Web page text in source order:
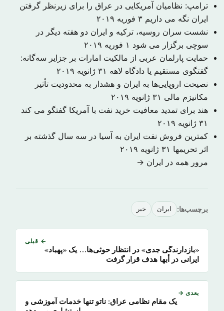
ترامپ: نظامیان آمریکایی در عراق را برای زیرنظر گرفتن
ایران نگه می داریم ۳ فوریه ۲۰۱۹
نشست سران روسیه، ترکیه و ایران دو هفته دیگر در
سوچی برگزار می شود ۱ فوریه ۲۰۱۹
حمایت پارلمان عربی از مالکیت امارات بر جزایر سه‌گانه:
گفتگوی مستقیم یا دادگاه لاهه ۳۱ ژانویه ۲۰۱۹
نصیحت اروپایی‌ها به ایران و هشدار به محدودیت تأثیر
مکانیزم مالی ۳۱ ژانویه ۲۰۱۹
هند برای تمدید معافیت خرید نفت با آمریکا گفتگو می کند
۳۱ ژانویه ۲۰۱۹
کمترین فروش نفت ایران به آسیا در سه سال گذشته بر
اثر تحریمها ۳۱ ژانویه ۲۰۱۹
مرور همه در ایران →
برچسب‌ها: ایران خبر
← قبلی
«بازدارندگی جدی» در انتظار حوثی‌ها… یک «پهباد»
ایرانی در أبها هدف قرار گرفت
بعدی →
یک مقام نظامی عراق: ناتو تنها خدمات آموزشی و